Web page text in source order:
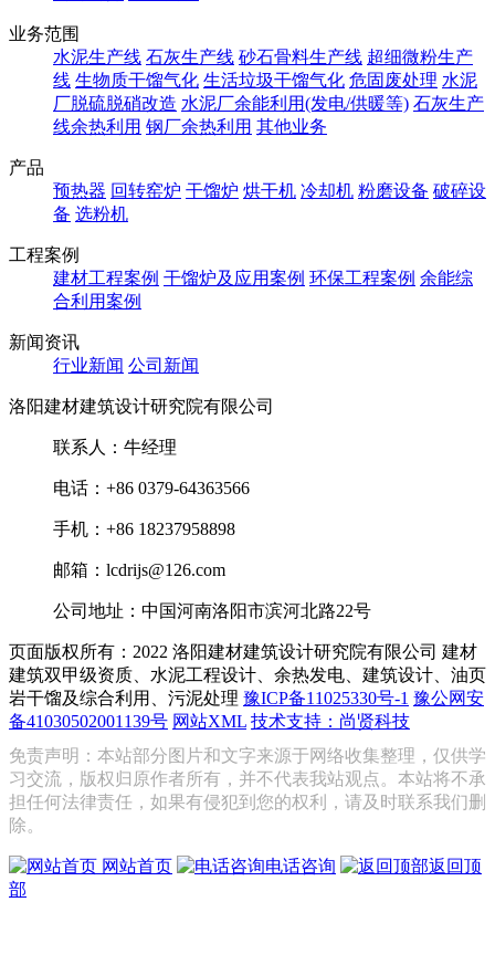
业务范围
水泥生产线 石灰生产线 砂石骨料生产线 超细微粉生产
线 生物质干馏气化 生活垃圾干馏气化 危固废处理 水泥
厂脱硫脱硝改造 水泥厂余能利用(发电/供暖等) 石灰生产
线余热利用 钢厂余热利用 其他业务
产品
预热器 回转窑炉 干馏炉 烘干机 冷却机 粉磨设备 破碎设
备 选粉机
工程案例
建材工程案例 干馏炉及应用案例 环保工程案例 余能综
合利用案例
新闻资讯
行业新闻 公司新闻
洛阳建材建筑设计研究院有限公司
联系人：牛经理
电话：+86 0379-64363566
手机：+86 18237958898
邮箱：lcdrijs@126.com
公司地址：中国河南洛阳市滨河北路22号
页面版权所有：2022 洛阳建材建筑设计研究院有限公司 建材
建筑双甲级资质、水泥工程设计、余热发电、建筑设计、油页
岩干馏及综合利用、污泥处理 豫ICP备11025330号-1 豫公网安
备41030502001139号 网站XML 技术支持：尚贤科技
免责声明：本站部分图片和文字来源于网络收集整理，仅供学
习交流，版权归原作者所有，并不代表我站观点。本站将不承
担任何法律责任，如果有侵犯到您的权利，请及时联系我们删
除。
网站首页 电话咨询
返回顶
部